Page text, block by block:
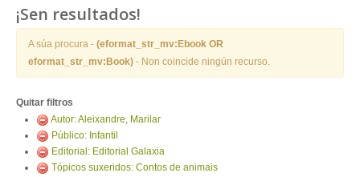
ENTRAR
¡Sen resultados!
A súa procura - (eformat_str_mv:Ebook OR
eformat_str_mv:Book) - Non coincide ningún recurso.
Quitar filtros
Autor: Aleixandre, Marilar
Público: Infantil
Editorial: Editorial Galaxia
Tópicos suxeridos: Contos de animais